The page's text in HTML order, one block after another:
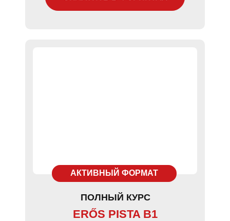
ПОЛНЫЙ КУРС
ERŐS PISTA B1
АКТИВНЫЙ ФОРМАТ